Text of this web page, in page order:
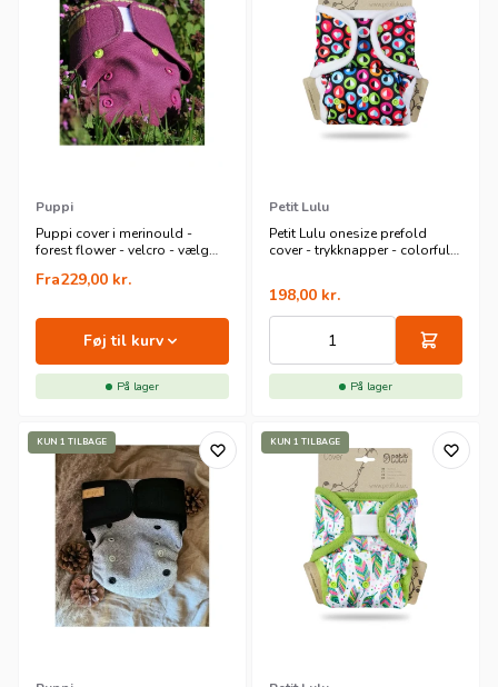
Puppi
Puppi cover i merinould -
forest flower - velcro - vælg
Fra229,00 kr.
Føj til kurv
På lager
Petit Lulu
Petit Lulu onesize prefold
cover - trykknapper - colorful
198,00 kr.
På lager
KUN 1 TILBAGE KUN 1 TILBAGE